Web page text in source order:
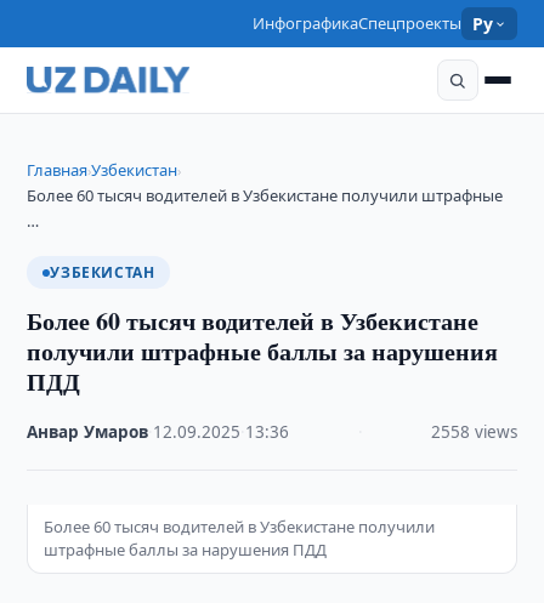
ИнфографикаСпецпроекты Ру
Главная›Узбекистан›
Более 60 тысяч водителей в Узбекистане получили штрафные
…
УЗБЕКИСТАН
Более 60 тысяч водителей в Узбекистане
получили штрафные баллы за нарушения
ПДД
Анвар Умаров 12.09.2025 13:36 2558 views
Более 60 тысяч водителей в Узбекистане получили
штрафные баллы за нарушения ПДД